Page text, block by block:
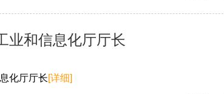
业和信息化厅厅长
化厅厅长[详细]